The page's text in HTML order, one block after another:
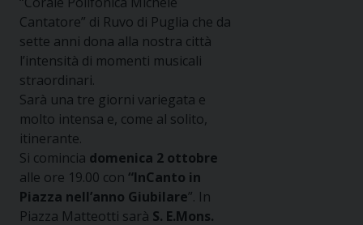
Cantatore” di Ruvo di Puglia che da
sette anni dona alla nostra città
l’intensità di momenti musicali
straordinari.
Sarà una tre giorni variegata e
molto intensa e, come al solito,
itinerante.
Si comincia domenica 2 ottobre
alle ore 19.00 con “InCanto in
Piazza nell’anno Giubilare”. In
Piazza Matteotti sarà S. E.Mons.